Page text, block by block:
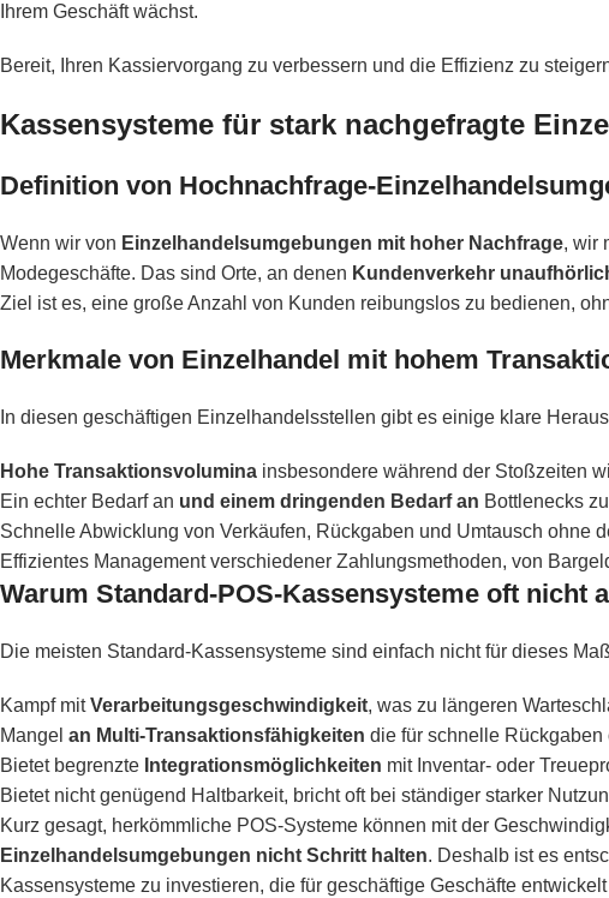
Ihrem Geschäft wächst.
Bereit, Ihren Kassiervorgang zu verbessern und die Effizienz zu
Kassensysteme für stark nachgefragte
Definition von Hochnachfrage-
Wenn wir von Einzelhandelsumgebungen mit hoher Nachfrage, wir
Modegeschäfte. Das sind Orte, an denen Kundenverkehr
Ziel ist es, eine große Anzahl von Kunden reibungslos zu bedienen,
Merkmale von Einzelhandel mit hohem
In diesen geschäftigen Einzelhandelsstellen gibt es einige klare
Hohe Transaktionsvolumina insbesondere während der Stoßzeiten
Ein echter Bedarf an und einem dringenden Bedarf an Bottlenecks
Schnelle Abwicklung von Verkäufen, Rückgaben und Umtausch ohne
Effizientes Management verschiedener Zahlungsmethoden, von
Warum Standard-POS-Kassensysteme oft nicht
Die meisten Standard-Kassensysteme sind einfach nicht für dieses
Kampf mitVerarbeitungsgeschwindigkeit, was zu längeren
Mangel an Multi-Transaktionsfähigkeiten die für schnelle
Bietet begrenzte Integrationsmöglichkeiten mit Inventar- oder
Bietet nicht genügend Haltbarkeit, bricht oft bei ständiger starker
Kurz gesagt, herkömmliche POS-Systeme können mit der
Einzelhandelsumgebungen nicht Schritt halten. Deshalb ist es
Kassensysteme zu investieren, die für geschäftige Geschäfte